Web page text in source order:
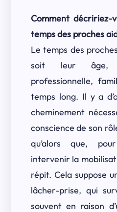
Comment décririez-
temps des proches
Le temps des
soit leur âge,
professionnelle,
temps long. Il y a
cheminement
conscience de son
qu’alors que,
intervenir la
répit. Cela suppose
lâcher-prise, qui
souvent en raison